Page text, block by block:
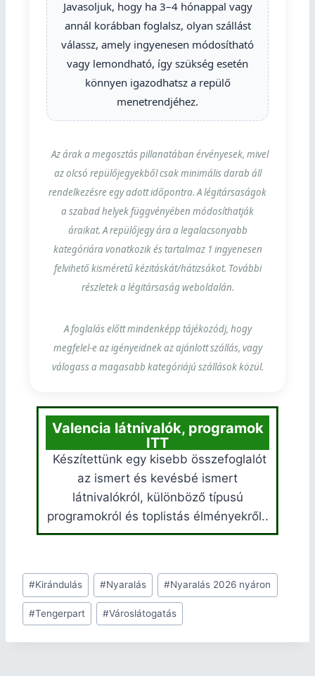
Javasoljuk, hogy ha 3–4 hónappal vagy
annál korábban foglalsz, olyan szállást
válassz, amely ingyenesen módosítható
vagy lemondható, így szükség esetén
könnyen igazodhatsz a repülő
menetrendjéhez.
Az árak a megosztás pillanatában érvényesek, mivel
az olcsó repülőjegyekből csak minimális darab áll
rendelkezésre egy adott időpontra. A légitársaságok
a szabad helyek függvényében módosíthatják
áraikat. A repülőjegy ára a legalacsonyabb
kategóriára vonatkozik és tartalmaz 1 ingyenesen
felvihető kisméretű kézitáskát/hátizsákot. További
részletek a légitársaság weboldalán.
A foglalás előtt mindenképp tájékozódj, hogy
megfelel-e az igényeidnek az ajánlott szállás, vagy
válogass a magasabb kategóriájú szállások közül.
Valencia látnivalók, programok
ITT
Készítettünk egy kisebb összefoglalót
az ismert és kevésbé ismert
látnivalókról, különböző típusú
programokról és toplistás élményekről..
#Kirándulás #Nyaralás #Nyaralás 2026 nyáron
#Tengerpart #Városlátogatás